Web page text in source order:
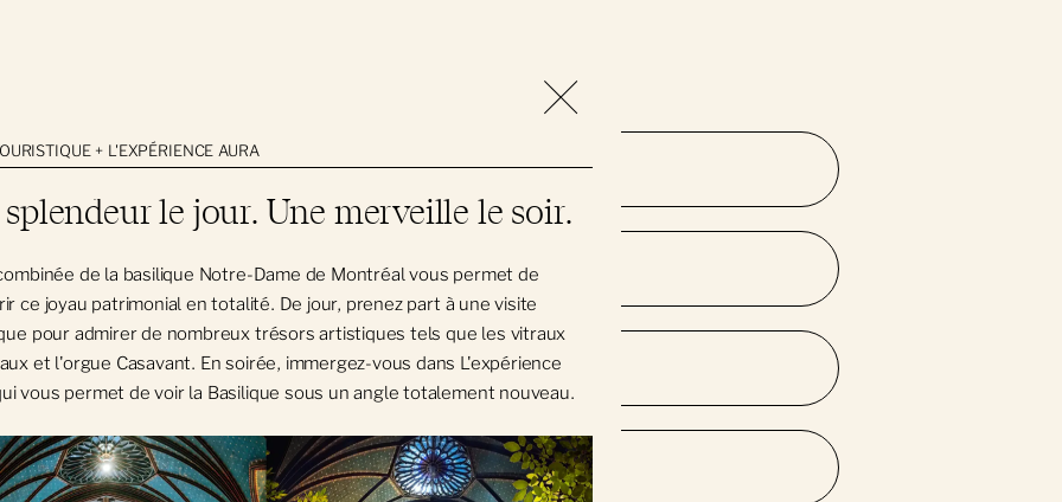
+ L'EXPÉRIENCE AURA
le jour. Une merveille le soir.
de la basilique Notre-Dame de Montréal vous permet de
ce joyau patrimonial en totalité. De jour, prenez part à une visite
pour admirer de nombreux trésors artistiques tels que les vitraux
et l'orgue Casavant. En soirée, immergez-vous dans L'expérience
vous permet de voir la Basilique sous un angle totalement nouveau.